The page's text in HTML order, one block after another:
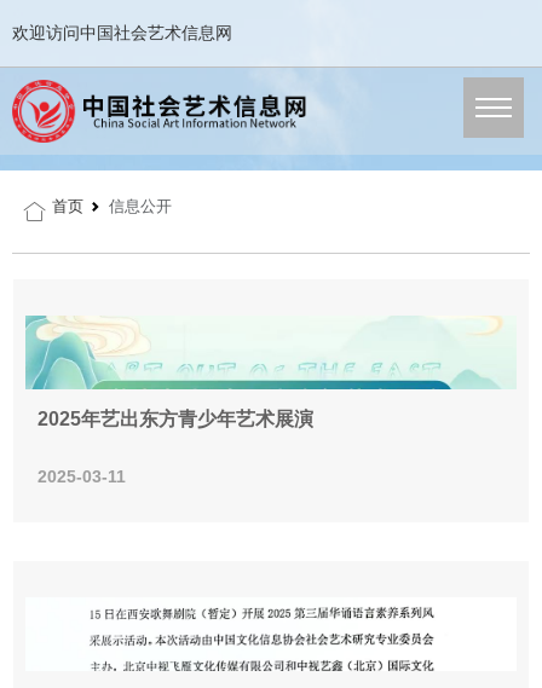
欢迎访问中国社会艺术信息网
首页 信息公开
2025年艺出东方青少年艺术展演
2025-03-11